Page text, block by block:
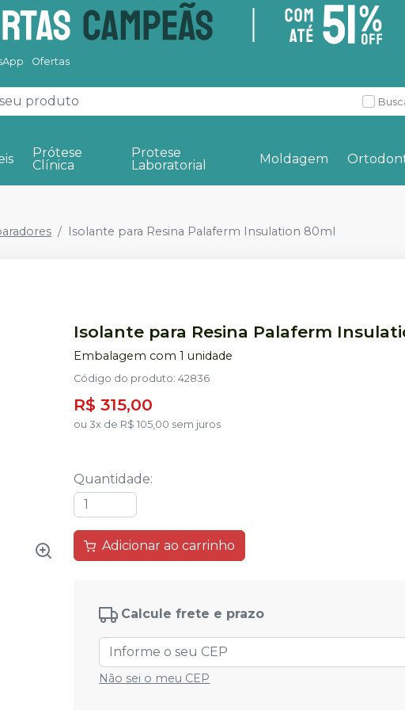
Ofertas
Prótese
Clínica
Protese
Laboratorial
Moldagem
Isolante para Resina Palaferm Insulation 80ml
Isolante para Resina Palaferm
Embalagem com 1 unidade
Código do produto:42836
R$ 315,00
ou 3x de R$ 105,00 sem juros
Quantidade:
Adicionar ao carrinho
Calcule frete e prazo
Não sei o meu CEP